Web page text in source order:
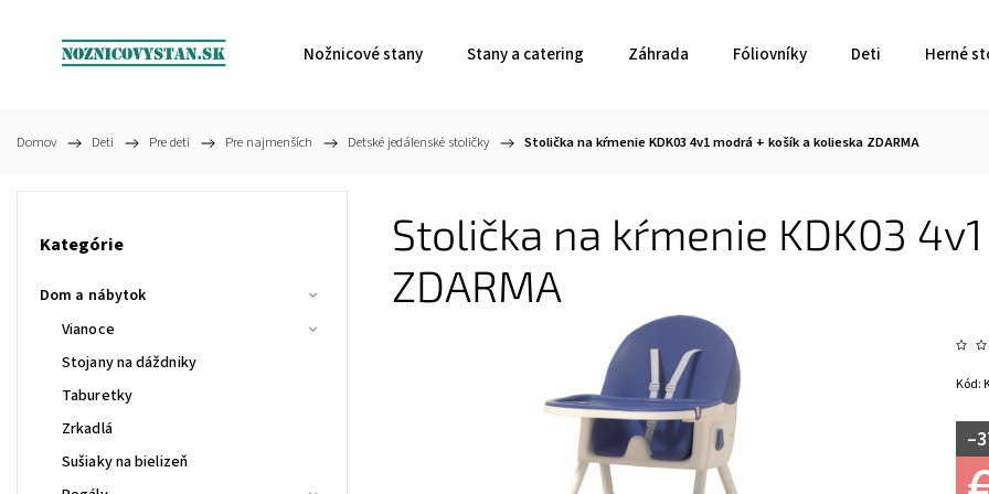
Nožnicové stany Stany a catering Záhrada Fóliovníky Deti Herné
Domov / Deti / Pre deti / Pre najmenších / Detské jedálenské stoličky / Stolička na kŕmenie KDK03 4v1 modrá + košík a kolieska ZDARMA
Kategórie
Dom a nábytok
Vianoce
Stojany na dáždniky
Taburetky
Zrkadlá
Sušiaky na bielizeň
Stolička na kŕmenie KDK03
ZDARMA
Kód: